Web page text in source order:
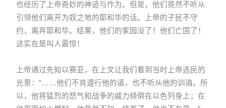
也经历了上帝奇妙的神迹与作为。但是，他们竟然不听从
引领他们离开为奴之地的耶和华的话。上帝的子民不守
约，离弃耶和华。结果，他们的家园没了！他们亡国了！
这实在是叫人震惊！
上帝通过先知以赛亚，在上文让我们看到当时上帝选民的
光景：“……他们不肯遵行他的道，也不听从他的训诲。所
以，他将猛烈的怒气和战争的威力倾倒在以色列身上；在